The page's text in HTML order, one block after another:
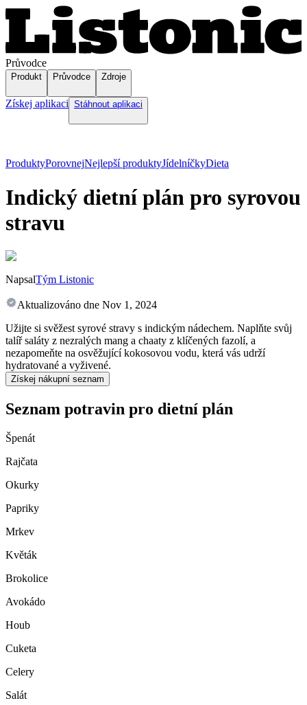
Průvodce
Produkt Průvodce Zdroje
Získej aplikaci Stáhnout aplikaci
ProduktyPorovnejNejlepší produktyJídelníčkyDieta
Indický dietní plán pro syrovou
stravu
NapsalTým Listonic
Aktualizováno dne Nov 1, 2024
Užijte si svěžest syrové stravy s indickým nádechem. Naplňte svůj
talíř saláty z nezralých mang a chaaty z klíčených fazolí, a
nezapomeňte na osvěžující kokosovou vodu, která vás udrží
hydratované a vyživené.
Získej nákupní seznam
Seznam potravin pro dietní plán
Špenát
Rajčata
Okurky
Papriky
Mrkev
Květák
Brokolice
Avokádo
Houb
Cuketa
Celery
Salát